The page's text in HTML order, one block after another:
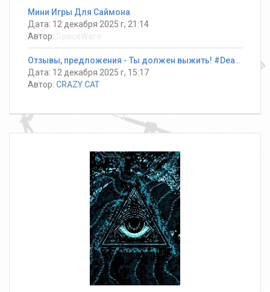
Мини Игры Для Саймона
Дата: 12 декабря 2025 г, 21:14
Автор:
Дата: 12 декабря 2025 г, 15:17
Автор: CRAZY CAT